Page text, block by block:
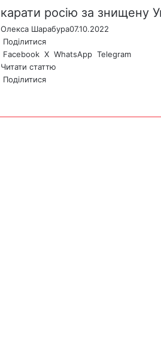
карати росію за знищену
Олекса Шарабура07.10.2022
Поділитися
Facebook X WhatsApp Telegram
Читати статтю
Поділитися
calb
i